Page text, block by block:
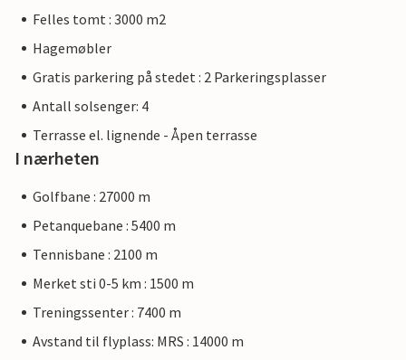
Felles tomt : 3000 m2
Hagemøbler
Gratis parkering på stedet : 2 Parkeringsplasser
Antall solsenger: 4
Terrasse el. lignende - Åpen terrasse
I nærheten
Golfbane : 27000 m
Petanquebane : 5400 m
Tennisbane : 2100 m
Merket sti 0-5 km : 1500 m
Treningssenter : 7400 m
Avstand til flyplass: MRS : 14000 m